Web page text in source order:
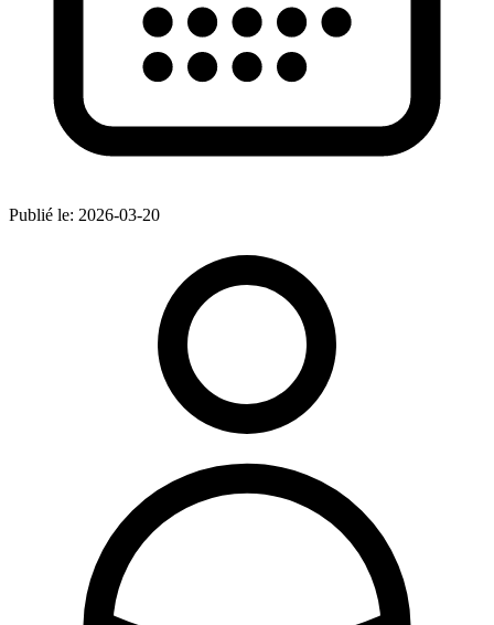
Publié le: 2026-03-20